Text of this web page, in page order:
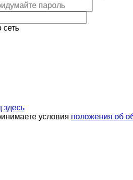
сеть
здесь
условия положения об